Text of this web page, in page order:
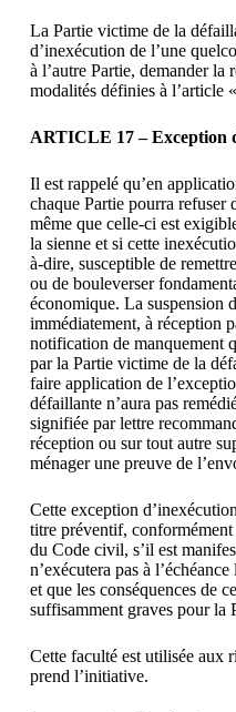
La Partie victime de la
d’inexécution de l’une
à l’autre Partie, demander la
modalités définies à l’article
ARTICLE 17 – Exception
Il est rappelé qu’en
chaque Partie pourra refuser
même que celle-ci est
la sienne et si cette
à-dire, susceptible de
ou de bouleverser
économique. La suspension
immédiatement, à réception
notification de manquement
par la Partie victime de la
faire application de
défaillante n’aura pas
signifiée par lettre
réception ou sur tout autre
ménager une preuve de
Cette exception
titre préventif,
du Code civil, s’il est
n’exécutera pas à
et que les conséquences de
suffisamment graves pour la
Cette faculté est utilisée aux
prend l’initiative.